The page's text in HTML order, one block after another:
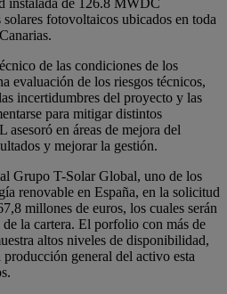
instalada de 126.8 MWDC
fotovoltaicos ubicados en toda
de las condiciones de los
evaluación de los riesgos técnicos,
incertidumbres del proyecto y las
para mitigar distintos
en áreas de mejora del
y mejorar la gestión.
Grupo T-Solar Global, uno de los
renovable en España, en la solicitud
millones de euros, los cuales serán
la cartera. El porfolio con más de
altos niveles de disponibilidad,
general del activo esta